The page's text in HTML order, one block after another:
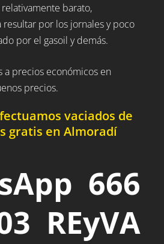
barato,
por los jornales y poco
por el gasoil y demás.
a precios económicos en
precios.
vaciados de
gratis en Almoradí
666
REyVA